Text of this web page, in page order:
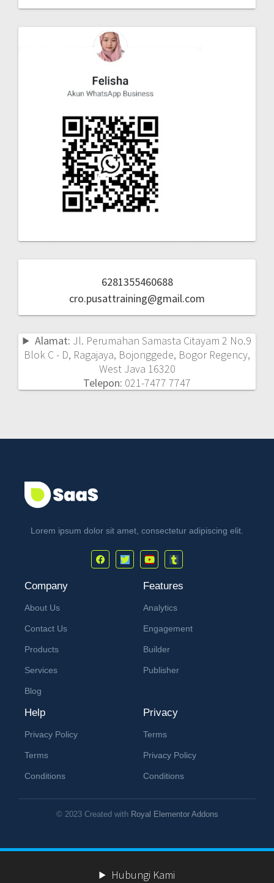
6281355460688
cro.pusattraining@gmail.com
Alamat: Jl. Perumahan Samasta Citayam 2 No.9
Blok C - D, Ragajaya, Bojonggede, Bogor Regency,
West Java 16320
Telepon: 021-7477 7747
Lorem ipsum dolor sit amet, consectetur adipiscing elit.
Company
About Us
Contact Us
Products
Services
Blog
Features
Analytics
Engagement
Builder
Publisher
Help
Privacy Policy
Terms
Conditions
Privacy
Terms
Privacy Policy
Conditions
© 2023 Created with Royal Elementor Addons
Hubungi Kami